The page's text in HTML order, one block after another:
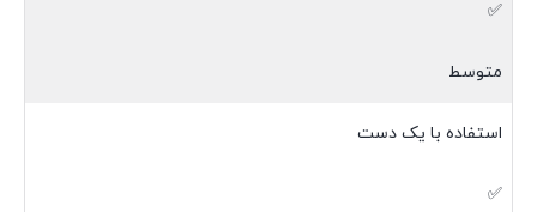
✅
متوسط
استفاده با یک دست
✅